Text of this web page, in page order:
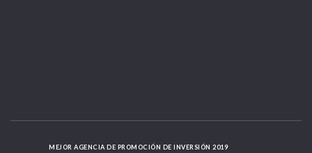
MEJOR AGENCIA DE PROMOCIÓN DE INVERSIÓN 2019